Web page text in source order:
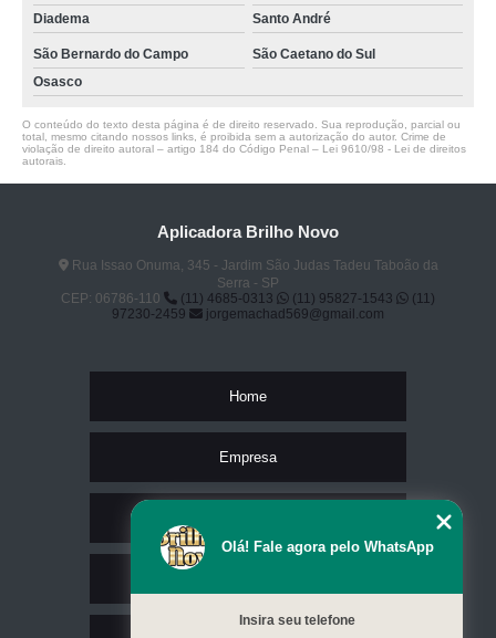
Diadema
Santo André
São Bernardo do Campo
São Caetano do Sul
Osasco
O conteúdo do texto desta página é de direito reservado. Sua reprodução, parcial ou
total, mesmo citando nossos links, é proibida sem a autorização do autor. Crime de
violação de direito autoral – artigo 184 do Código Penal – Lei 9610/98 - Lei de direitos
autorais
Aplicadora Brilho Novo
Rua Issao Onuma, 345 - Jardim São Judas Tadeu Taboão da
Serra - SP
CEP: 06786-110
(11) 4685-0313 (11) 95827-1543
(11)
97230-2459
jorgemachad569@gmail.com
Home
Empresa
Olá! Fale agora pelo WhatsApp
Insira seu telefone